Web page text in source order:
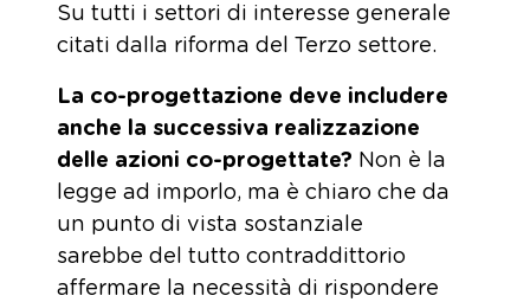
Su tutti i settori di interesse generale
citati dalla riforma del Terzo settore.
La co-progettazione deve includere
anche la successiva realizzazione
delle azioni co-progettate? Non è la
legge ad imporlo, ma è chiaro che da
un punto di vista sostanziale
sarebbe del tutto contraddittorio
affermare la necessità di rispondere